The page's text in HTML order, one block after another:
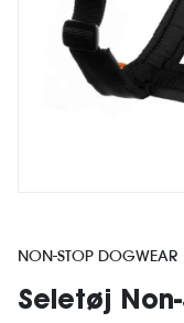
NON-STOP DOGWEAR
Seletøj